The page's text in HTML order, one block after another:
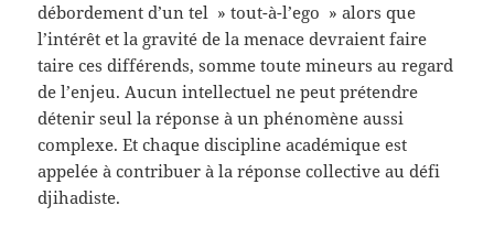
débordement d’un tel » tout-à-l’ego » alors que
l’intérêt et la gravité de la menace devraient faire
taire ces différends, somme toute mineurs au regard
de l’enjeu. Aucun intellectuel ne peut prétendre
détenir seul la réponse à un phénomène aussi
complexe. Et chaque discipline académique est
appelée à contribuer à la réponse collective au défi
djihadiste.